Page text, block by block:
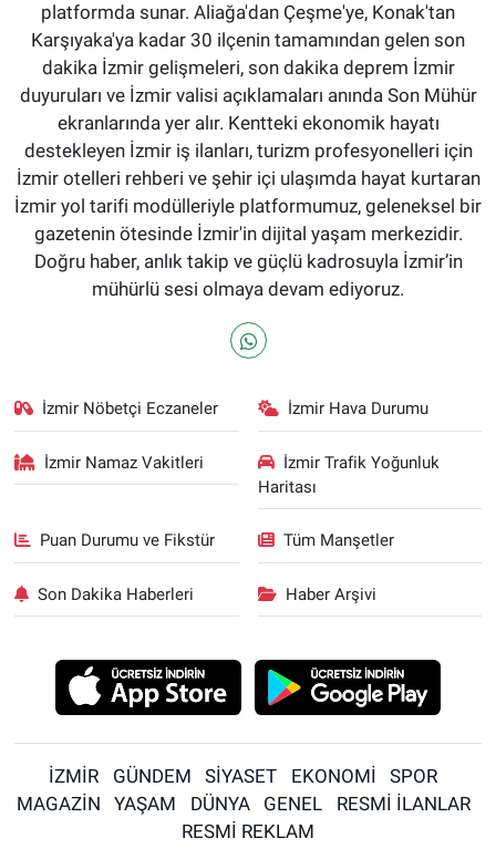
platformda sunar. Aliağa'dan Çeşme'ye, Konak'tan
Karşıyaka'ya kadar 30 ilçenin tamamından gelen son
dakika İzmir gelişmeleri, son dakika deprem İzmir
duyuruları ve İzmir valisi açıklamaları anında Son Mühür
ekranlarında yer alır. Kentteki ekonomik hayatı
destekleyen İzmir iş ilanları, turizm profesyonelleri için
İzmir otelleri rehberi ve şehir içi ulaşımda hayat kurtaran
İzmir yol tarifi modülleriyle platformumuz, geleneksel bir
gazetenin ötesinde İzmir'in dijital yaşam merkezidir.
Doğru haber, anlık takip ve güçlü kadrosuyla İzmir’in
mühürlü sesi olmaya devam ediyoruz.
İzmir Nöbetçi Eczaneler İzmir Hava Durumu
İzmir Namaz Vakitleri
İzmir Trafik Yoğunluk
Haritası
Puan Durumu ve Fikstür Tüm Manşetler
Son Dakika Haberleri Haber Arşivi
İZMİR GÜNDEM SİYASET EKONOMİ
SPOR
MAGAZİN
YAŞAM DÜNYA GENEL
RESMİ İLANLAR
RESMİ REKLAM